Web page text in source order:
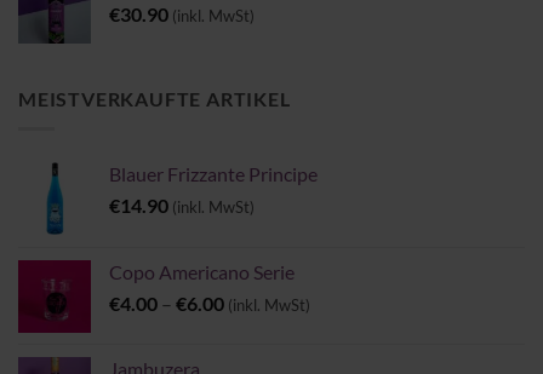
€30.90 (inkl. MwSt)
MEISTVERKAUFTE ARTIKEL
Blauer Frizzante Principe
€14.90 (inkl. MwSt)
Copo Americano Serie
€4.00 – €6.00Preisspanne:
(inkl. MwSt)
Jambuzera